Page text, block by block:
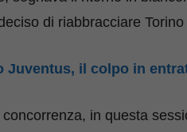
di riabbracciare Torino
Juventus, il colpo in
in questa